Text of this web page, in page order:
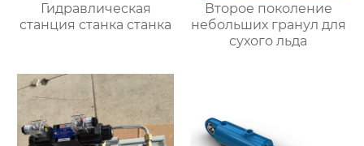
Гидравлическая
станция станка станка
Второе поколение
небольших гранул для
сухого льда